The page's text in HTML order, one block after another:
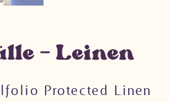
– Leinen
Protected Linen